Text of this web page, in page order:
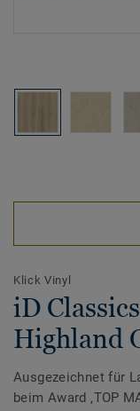
Klick Vinyl
iD
Highland
Ausgezeichnet für
beim Award ‚TOP